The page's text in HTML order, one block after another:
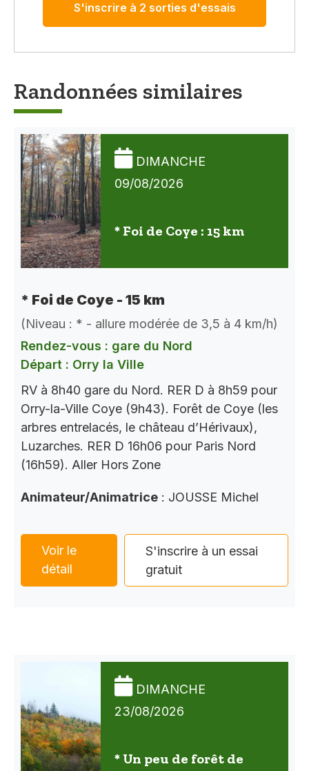
S'inscrire à 2 sorties d'essais
Randonnées similaires
DIMANCHE
09/08/2026
* Foi de Coye : 15 km
* Foi de Coye - 15 km
(Niveau : * - allure modérée de 3,5 à 4 km/h)
Rendez-vous : gare du Nord
Départ : Orry la Ville
RV à 8h40 gare du Nord. RER D à 8h59 pour
Orry-la-Ville Coye (9h43). Forêt de Coye (les
arbres entrelacés, le château d’Hérivaux),
Luzarches. RER D 16h06 pour Paris Nord
(16h59). Aller Hors Zone
Animateur/Animatrice : JOUSSE Michel
Voir le
détail
S'inscrire à un essai
gratuit
DIMANCHE
23/08/2026
* Un peu de forêt de